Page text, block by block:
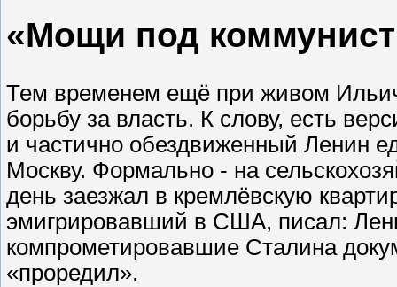
«Мощи под
Тем временем ещё при живом
борьбу за власть. К слову, есть
и частично обездвиженный Ленин
Москву. Формально - на
день заезжал в кремлёвскую
эмигрировавший в США, писал:
компрометировавшие Сталина
«проредил».